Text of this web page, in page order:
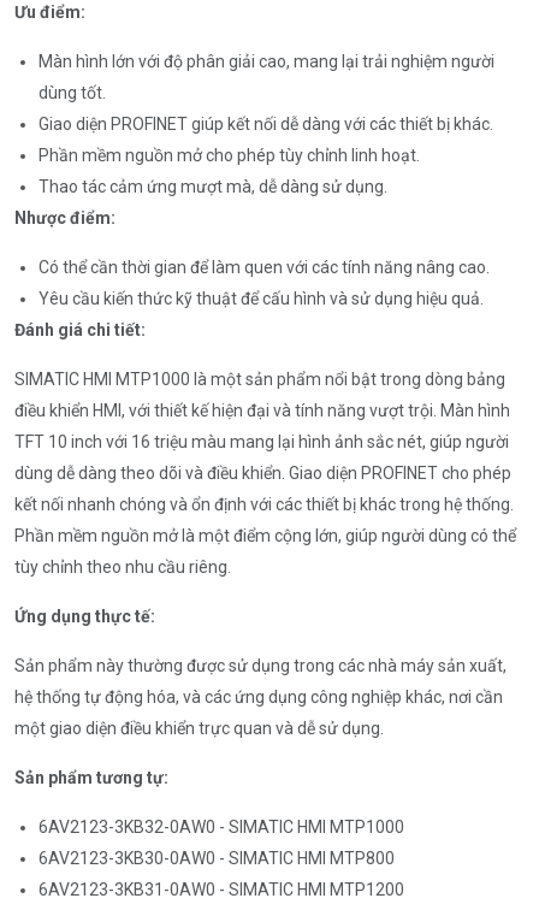
Ưu điểm:
Màn hình lớn với độ phân giải cao, mang lại trải nghiệm người
dùng tốt.
Giao diện PROFINET giúp kết nối dễ dàng với các thiết bị khác.
Phần mềm nguồn mở cho phép tùy chỉnh linh hoạt.
Thao tác cảm ứng mượt mà, dễ dàng sử dụng.
Nhược điểm:
Có thể cần thời gian để làm quen với các tính năng nâng cao.
Yêu cầu kiến thức kỹ thuật để cấu hình và sử dụng hiệu quả.
Đánh giá chi tiết:
SIMATIC HMI MTP1000 là một sản phẩm nổi bật trong dòng bảng
điều khiển HMI, với thiết kế hiện đại và tính năng vượt trội. Màn hình
TFT 10 inch với 16 triệu màu mang lại hình ảnh sắc nét, giúp người
dùng dễ dàng theo dõi và điều khiển. Giao diện PROFINET cho phép
kết nối nhanh chóng và ổn định với các thiết bị khác trong hệ thống.
Phần mềm nguồn mở là một điểm cộng lớn, giúp người dùng có thể
tùy chỉnh theo nhu cầu riêng.
Ứng dụng thực tế:
Sản phẩm này thường được sử dụng trong các nhà máy sản xuất,
hệ thống tự động hóa, và các ứng dụng công nghiệp khác, nơi cần
một giao diện điều khiển trực quan và dễ sử dụng.
Sản phẩm tương tự:
6AV2123-3KB32-0AW0 - SIMATIC HMI MTP1000
6AV2123-3KB30-0AW0 - SIMATIC HMI MTP800
6AV2123-3KB31-0AW0 - SIMATIC HMI MTP1200